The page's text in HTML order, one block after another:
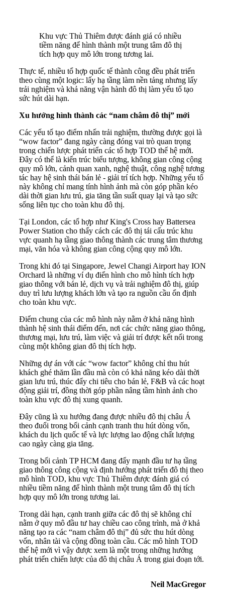
Khu vực Thủ Thiêm được đánh giá có nhiều
tiềm năng để hình thành một trung tâm đô thị
tích hợp quy mô lớn trong tương lai.
Thực tế, nhiều tổ hợp quốc tế thành công đều phát triển
theo cùng một logic: lấy hạ tầng làm nền tảng nhưng lấy
trải nghiệm và khả năng vận hành đô thị làm yếu tố tạo
sức hút dài hạn.
Xu hướng hình thành các “nam châm đô thị” mới
Các yếu tố tạo điểm nhấn trải nghiệm, thường được gọi là
“wow factor” đang ngày càng đóng vai trò quan trọng
trong chiến lược phát triển các tổ hợp TOD thế hệ mới.
Đây có thể là kiến trúc biểu tượng, không gian công cộng
quy mô lớn, cảnh quan xanh, nghệ thuật, công nghệ tương
tác hay hệ sinh thái bán lẻ - giải trí tích hợp. Những yếu tố
này không chỉ mang tính hình ảnh mà còn góp phần kéo
dài thời gian lưu trú, gia tăng tần suất quay lại và tạo sức
sống liên tục cho toàn khu đô thị.
Tại London, các tổ hợp như King's Cross hay Battersea
Power Station cho thấy cách các đô thị tái cấu trúc khu
vực quanh hạ tầng giao thông thành các trung tâm thương
mại, văn hóa và không gian công cộng quy mô lớn.
Trong khi đó tại Singapore, Jewel Changi Airport hay ION
Orchard là những ví dụ điển hình cho mô hình tích hợp
giao thông với bán lẻ, dịch vụ và trải nghiệm đô thị, giúp
duy trì lưu lượng khách lớn và tạo ra nguồn cầu ổn định
cho toàn khu vực.
Điểm chung của các mô hình này nằm ở khả năng hình
thành hệ sinh thái điểm đến, nơi các chức năng giao thông,
thương mại, lưu trú, làm việc và giải trí được kết nối trong
cùng một không gian đô thị tích hợp.
Những dự án với các “wow factor” không chỉ thu hút
khách ghé thăm lần đầu mà còn có khả năng kéo dài thời
gian lưu trú, thúc đẩy chi tiêu cho bán lẻ, F&B và các hoạt
động giải trí, đồng thời góp phần nâng tầm hình ảnh cho
toàn khu vực đô thị xung quanh.
Đây cũng là xu hướng đang được nhiều đô thị châu Á
theo đuổi trong bối cảnh cạnh tranh thu hút dòng vốn,
khách du lịch quốc tế và lực lượng lao động chất lượng
cao ngày càng gia tăng.
Trong bối cảnh TP HCM đang đẩy mạnh đầu tư hạ tầng
giao thông công cộng và định hướng phát triển đô thị theo
mô hình TOD, khu vực Thủ Thiêm được đánh giá có
nhiều tiềm năng để hình thành một trung tâm đô thị tích
hợp quy mô lớn trong tương lai.
Trong dài hạn, cạnh tranh giữa các đô thị sẽ không chỉ
nằm ở quy mô đầu tư hay chiều cao công trình, mà ở khả
năng tạo ra các “nam châm đô thị” đủ sức thu hút dòng
vốn, nhân tài và cộng đồng toàn cầu. Các mô hình TOD
thế hệ mới vì vậy được xem là một trong những hướng
phát triển chiến lược của đô thị châu Á trong giai đoạn tới.
Neil MacGregor